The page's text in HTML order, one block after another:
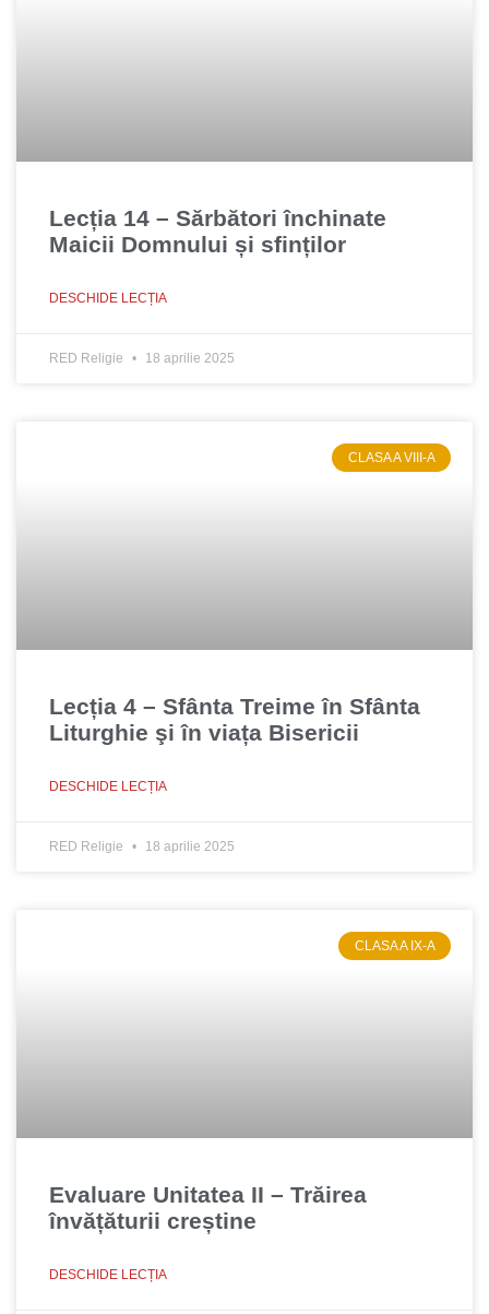
Lecția 14 – Sărbători închinate
Maicii Domnului și sfinților
DESCHIDE LECȚIA
RED Religie 18 aprilie 2025
CLASA A VIII-A
Lecția 4 – Sfânta Treime în Sfânta
Liturghie şi în viața Bisericii
DESCHIDE LECȚIA
RED Religie 18 aprilie 2025
CLASA A IX-A
Evaluare Unitatea II – Trăirea
învățăturii creștine
DESCHIDE LECȚIA